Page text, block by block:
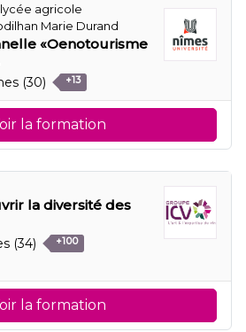
agricole
Marie Durand
«Oenotourisme
(30) +13
la formation
la diversité des
(34) +100
la formation